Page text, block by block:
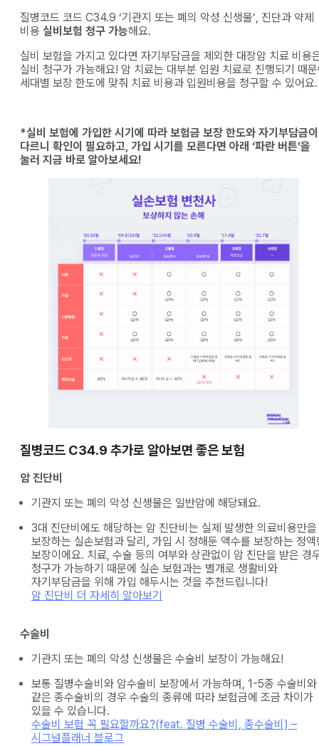
질병코드 코드 C34.9 ‘기관지 또는 폐의 악성 신생물’, 진단과 약제
비용 실비보험 청구 가능해요.
실비 보험을 가지고 있다면 자기부담금을 제외한 대장암 치료 비용
실비 청구가 가능해요! 암 치료는 대부분 입원 치료로 진행되기 때
세대별 보장 한도에 맞춰 치료 비용과 입원비용을 청구할 수 있어요.
*실비 보험에 가입한 시기에 따라 보험금 보장 한도와 자기부담금이
다르니 확인이 필요하고, 가입 시기를 모른다면 아래 ‘파란 버튼’을
눌러 지금 바로 알아보세요!
질병코드 C34.9 추가로 알아보면 좋은보험
암 진단비
기관지 또는 폐의 악성 신생물은 일반암에 해당돼요.
3대 진단비에도 해당하는 암 진단비는 실제 발생한 의료비용만을
보장하는 실손보험과 달리, 가입 시 정해둔 액수를 보장하는 정액
보장이에요. 치료, 수술 등의 여부와 상관없이 암 진단을 받은 경
청구가 가능하기 때문에 실손 보험과는 별개로 생활비와
자기부담금을 위해 가입 해두시는 것을 추천드립니다!
암 진단비 더 자세히 알아보기
수술비
기관지 또는 폐의 악성 신생물은 수술비 보장이 가능해요!
보통 질병수술비와 암수술비 보장에서 가능하며, 1-5종 수술비와
같은 종수술비의 경우 수술의 종류에 따라 보험금에 조금 차이가
있을 수 있습니다.
수술비 보험 꼭 필요할까요?(feat. 질병 수술비, 종수술비) –
시그널플래너 블로그